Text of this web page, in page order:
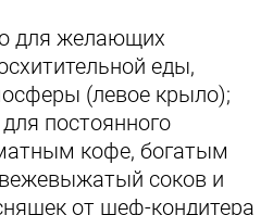
для желающих
еды,
(левое крыло);
постоянного
кофе, богатым
соков и
от шеф-кондитера